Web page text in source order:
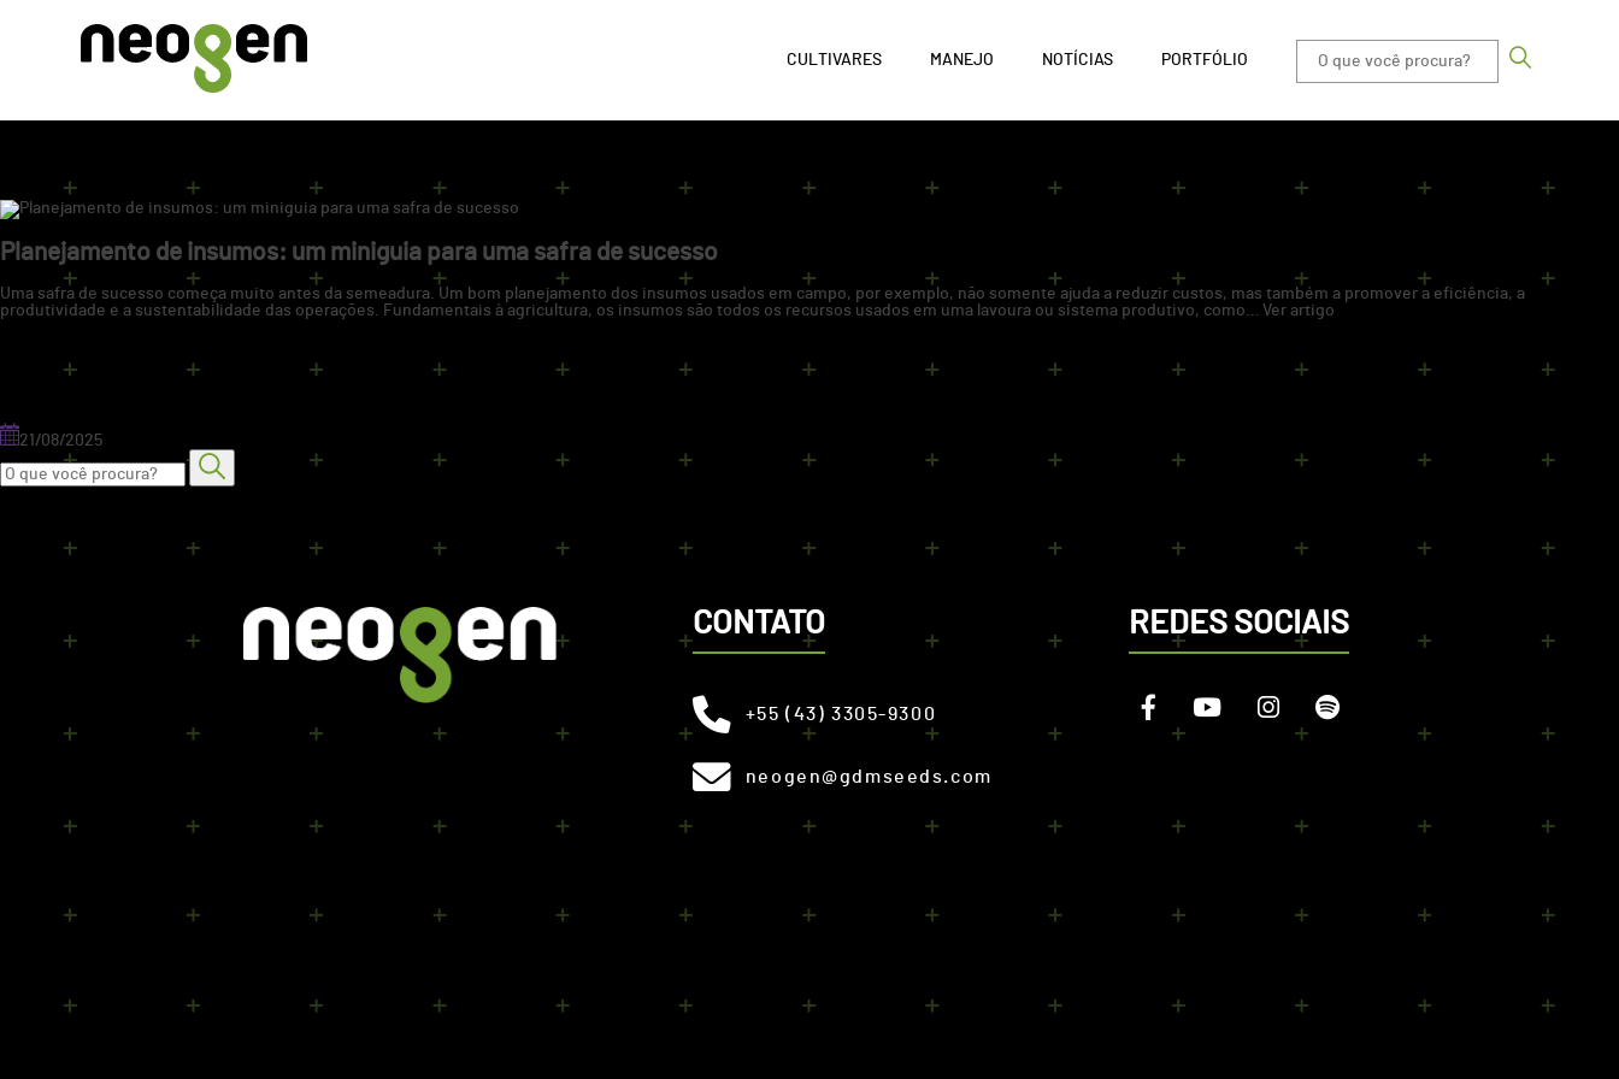
CULTIVARES MANEJO NOTÍCIAS PORTFÓLIO
Planejamento de insumos: um miniguia para uma safra de sucesso
Uma safra de sucesso começa muito antes da semeadura. Um bom planejamento dos insumos usados em campo, por exemplo, não somente ajuda a reduzir custos, mas também a promover a eficiência, a
produtividade e a sustentabilidade das operações. Fundamentais à agricultura, os insumos são todos os recursos usados em uma lavoura ou sistema produtivo, como… Ver artigo
21/08/2025
CONTATO
+55 (43) 3305-9300
neogen@gdmseeds.com
REDES SOCIAIS